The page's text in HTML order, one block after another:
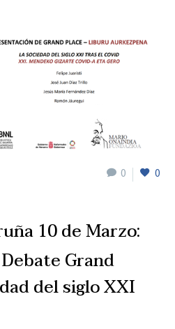
0 0
10 de Marzo:
Grand
del siglo XXI